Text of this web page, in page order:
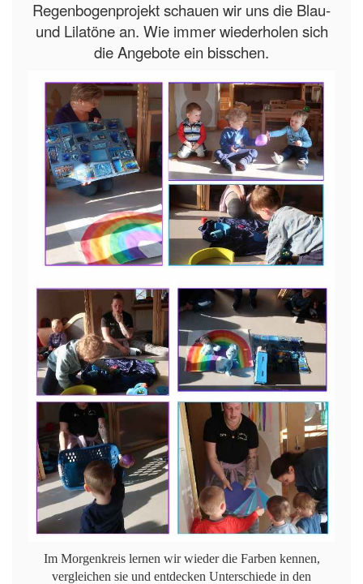
Regenbogenprojekt schauen wir uns die Blau-
und Lilatöne an. Wie immer wiederholen sich
die Angebote ein bisschen.
Im Morgenkreis lernen wir wieder die Farben kennen,
vergleichen sie und entdecken Unterschiede in den